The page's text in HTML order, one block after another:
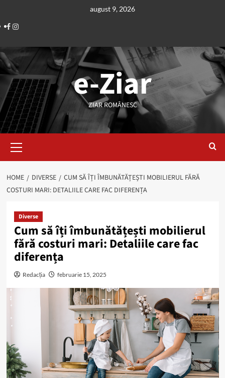
content
august 9, 2026
Facebook
Instagram
e-Ziar
ZIAR ROMÂNESC
Menu
HOME DIVERSE
CUM SĂ ÎȚI ÎMBUNĂTĂȚEȘTI MOBILIERUL FĂRĂ
COSTURI MARI: DETALIILE CARE FAC DIFERENȚA
Diverse
Cum să îți îmbunătățești mobilierul
fără costuri mari: Detaliile care fac
diferența
Redacția februarie 15, 2025